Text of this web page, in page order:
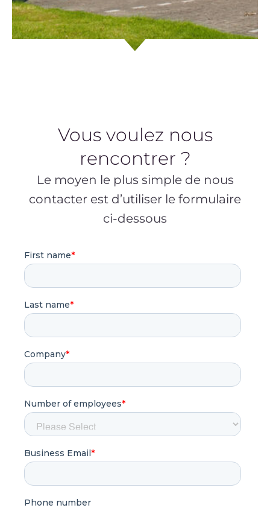
Vous voulez nous
rencontrer ?
Le moyen le plus simple de nous
contacter est d’utiliser le formulaire
ci-dessous